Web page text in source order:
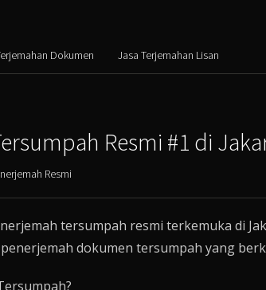
Dokumen Jasa Terjemahan Lisan
Resmi #1 di
Resmi
tersumpah resmi terkemuka di
dokumen tersumpah yang